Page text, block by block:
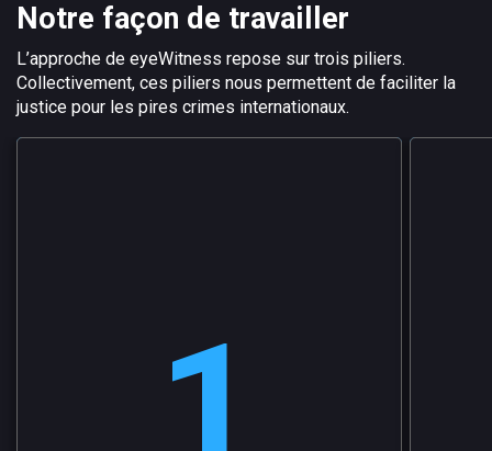
Notre façon de travailler
L’approche de eyeWitness repose sur trois piliers.
Collectivement, ces piliers nous permettent de faciliter la
justice pour les pires crimes internationaux.
, la caméra mobile eyeWitness to
Atrocities vous permet de capturer des photos